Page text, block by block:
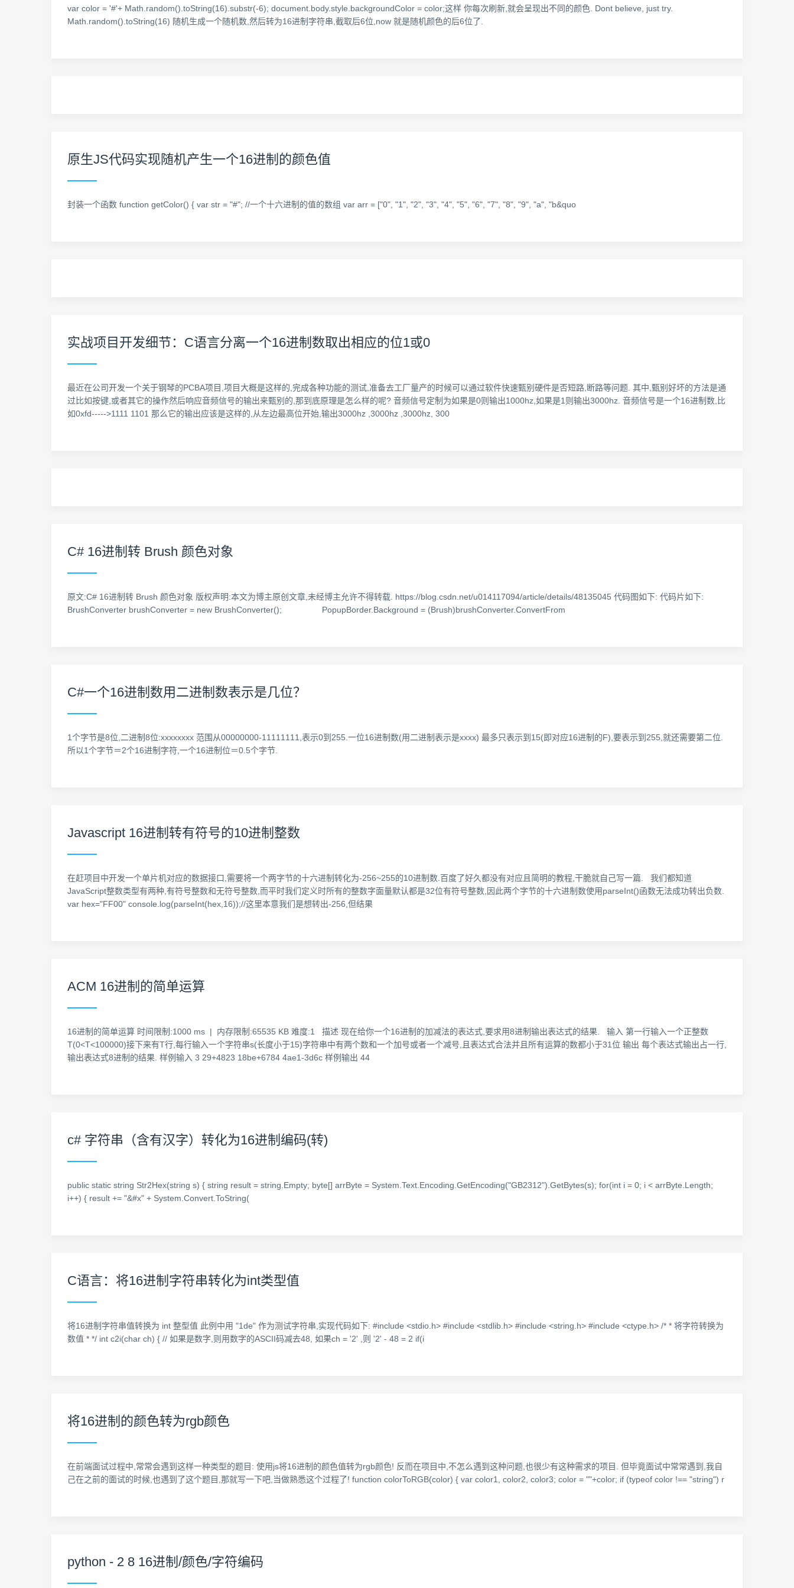
var color = '#'+ Math.random().toString(16).substr(-6); document.body.style.backgroundColor = color;这样 你每次刷新,就会呈现出不同的颜色. Dont believe, just try.
Math.random().toString(16) 随机生成一个随机数,然后转为16进制字符串,截取后6位,now 就是随机颜色的后6位了.
原生JS代码实现随机产生一个16进制的颜色值
封装一个函数 function getColor() { var str = "#"; //一个十六进制的值的数组 var arr = ["0", "1", "2", "3", "4", "5", "6", "7", "8", "9", "a", "b&quo
实战项目开发细节：C语言分离一个16进制数取出相应的位1或0
最近在公司开发一个关于钢琴的PCBA项目,项目大概是这样的,完成各种功能的测试,准备去工厂量产的时候可以通过软件快速甄别硬件是否短路,断路等问题. 其中,甄别好坏的方法是通
过比如按键,或者其它的操作然后响应音频信号的输出来甄别的,那到底原理是怎么样的呢? 音频信号定制为如果是0则输出1000hz,如果是1则输出3000hz. 音频信号是一个16进制数,比
如0xfd----->1111 1101 那么它的输出应该是这样的,从左边最高位开始,输出3000hz ,3000hz ,3000hz, 300
C# 16进制转 Brush 颜色对象
原文:C# 16进制转 Brush 颜色对象 版权声明:本文为博主原创文章,未经博主允许不得转载. https://blog.csdn.net/u014117094/article/details/48135045 代码图如下: 代码片如下:
BrushConverter brushConverter = new BrushConverter(); PopupBorder.Background = (Brush)brushConverter.ConvertFrom
C#一个16进制数用二进制数表示是几位？
1个字节是8位,二进制8位:xxxxxxxx 范围从00000000-11111111,表示0到255.一位16进制数(用二进制表示是xxxx) 最多只表示到15(即对应16进制的F),要表示到255,就还需要第二位.
所以1个字节＝2个16进制字符,一个16进制位＝0.5个字节.
Javascript 16进制转有符号的10进制整数
在赶项目中开发一个单片机对应的数据接口,需要将一个两字节的十六进制转化为-256~255的10进制数.百度了好久都没有对应且简明的教程,干脆就自己写一篇. 我们都知道
JavaScript整数类型有两种,有符号整数和无符号整数,而平时我们定义时所有的整数字面量默认都是32位有符号整数,因此两个字节的十六进制数使用parseInt()函数无法成功转出负数.
var hex="FF00" console.log(parseInt(hex,16));//这里本意我们是想转出-256,但结果
ACM 16进制的简单运算
16进制的简单运算 时间限制:1000 ms | 内存限制:65535 KB 难度:1 描述 现在给你一个16进制的加减法的表达式,要求用8进制输出表达式的结果. 输入 第一行输入一个正整数
T(0<T<100000)接下来有T行,每行输入一个字符串s(长度小于15)字符串中有两个数和一个加号或者一个减号,且表达式合法并且所有运算的数都小于31位 输出 每个表达式输出占一行,
输出表达式8进制的结果. 样例输入 3 29+4823 18be+6784 4ae1-3d6c 样例输出 44
c# 字符串（含有汉字）转化为16进制编码(转)
public static string Str2Hex(string s) { string result = string.Empty; byte[] arrByte = System.Text.Encoding.GetEncoding("GB2312").GetBytes(s); for(int i = 0; i < arrByte.Length;
i++) { result += "&#x" + System.Convert.ToString(
C语言：将16进制字符串转化为int类型值
将16进制字符串值转换为 int 整型值 此例中用 "1de" 作为测试字符串,实现代码如下: #include <stdio.h> #include <stdlib.h> #include <string.h> #include <ctype.h> /* * 将字符转换为
数值 * */ int c2i(char ch) { // 如果是数字,则用数字的ASCII码减去48, 如果ch = '2' ,则 '2' - 48 = 2 if(i
将16进制的颜色转为rgb颜色
在前端面试过程中,常常会遇到这样一种类型的题目: 使用js将16进制的颜色值转为rgb颜色! 反而在项目中,不怎么遇到这种问题,也很少有这种需求的项目. 但毕竟面试中常常遇到,我自
己在之前的面试的时候,也遇到了这个题目,那就写一下吧,当做熟悉这个过程了! function colorToRGB(color) { var color1, color2, color3; color = ""+color; if (typeof color !== "string") r
python - 2 8 16进制/颜色/字符编码